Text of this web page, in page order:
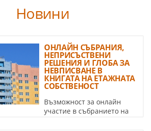
Новини
ОНЛАЙН СЪБРАНИЯ,
НЕПРИСЪСТВЕНИ
РЕШЕНИЯ И ГЛОБА ЗА
НЕВПИСВАНЕ В
КНИГАТА НА ЕТАЖНАТА
СОБСТВЕНОСТ
Възможност за онлайн
участие в събранието на